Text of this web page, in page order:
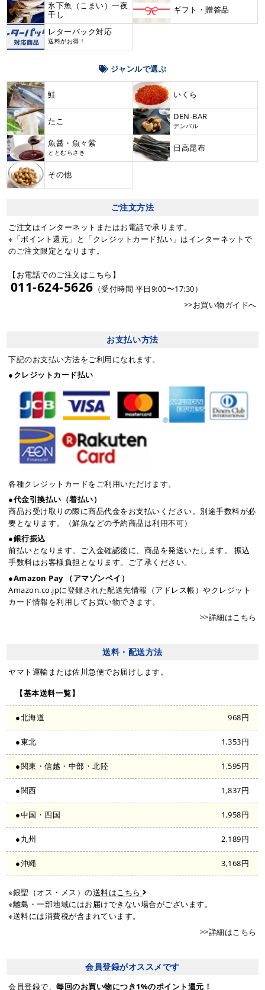
氷下魚（こまい）一夜
干し
ギフト・贈答品
レターパック対応
送料がお得！
ジャンルで選ぶ
鮭 いくら
たこ DEN-BAR
デンバル
魚醤・魚々紫
ととむらさき 日高昆布
その他
ご注文方法
ご注文はインターネットまたはお電話で承ります。
※「ポイント還元」と「クレジットカード払い」はインターネットで
のご注文限定となります。
【お電話でのご注文はこちら】
011-624-5626 （受付時間 平日9:00〜17:30）
>>お買い物ガイドへ
お支払い方法
下記のお支払い方法をご利用になれます。
●クレジットカード払い
各種クレジットカードをご利用いただけます。
●代金引換払い（着払い）
商品お受け取りの際に商品代金をお支払いください。別途手数料が必
要となります。（鮮魚などの予約商品は利用不可）
●銀行振込
前払いとなります。ご入金確認後に、商品を発送いたします。 振込
手数料はお客様負担となります。ご了承ください。
●Amazon Pay （アマゾンペイ）
Amazon.co.jpに登録された配送先情報（アドレス帳）やクレジット
カード情報を利用してお買い物できます。
>>詳細はこちら
送料・配送方法
ヤマト運輸または佐川急便でお届けします。
【基本送料一覧】
●北海道 968円
●東北 1,353円
●関東・信越・中部・北陸 1,595円
●関西 1,837円
●中国・四国 1,958円
●九州 2,189円
●沖縄 3,168円
※銀聖（オス・メス）の送料はこちら
※離島・一部地域にはお届けできない場合がございます。
※送料には消費税が含まれています。
>>詳細はこちら
会員登録がオススメです
会員登録で、毎回のお買い物につき1%のポイント還元！